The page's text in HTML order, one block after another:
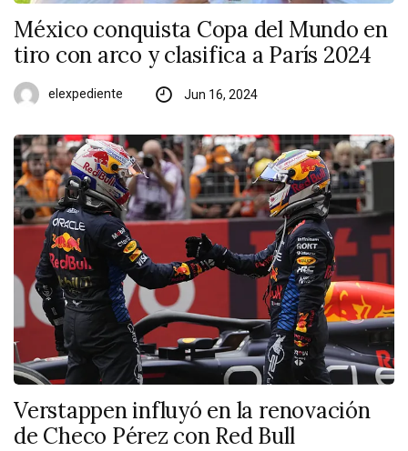
México conquista Copa del Mundo en
tiro con arco y clasifica a París 2024
elexpediente Jun 16, 2024
Verstappen influyó en la renovación
de Checo Pérez con Red Bull